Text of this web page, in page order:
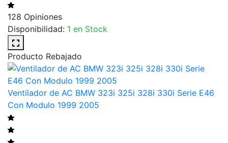
128 Opiniones
Disponibilidad: 1 en Stock
Producto Rebajado
Ventilador de AC BMW 323i 325i 328i 330i Serie E46
Con Modulo 1999 2005